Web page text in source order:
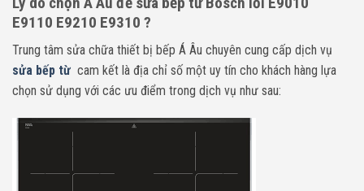
E9110 E9210 E9310 ?
Trung tâm sửa chữa thiết bị bếp Á Âu chuyên cung cấp dịch vụ
sửa bếp từ cam kết là địa chỉ số một uy tín cho khách hàng lựa
chọn sử dụng với các ưu điểm trong dịch vụ như sau: